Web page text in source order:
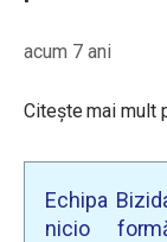
acum 7 ani
Citește mai mult
Echipa
nicio